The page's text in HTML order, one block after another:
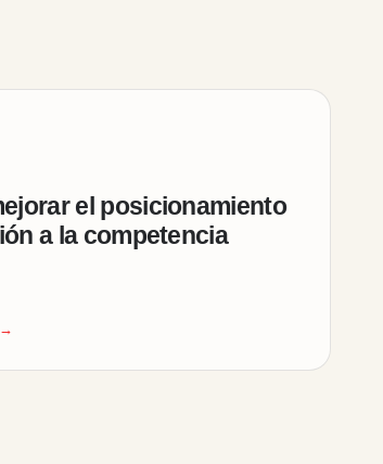
el posicionamiento
a la competencia